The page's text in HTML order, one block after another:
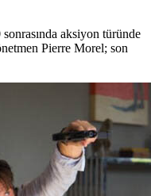
aksiyon türünde
Pierre Morel; son